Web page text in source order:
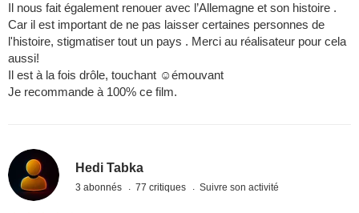
Il nous fait également renouer avec l’Allemagne et son histoire .
Car il est important de ne pas laisser certaines personnes de
l'histoire, stigmatiser tout un pays . Merci au réalisateur pour cela
aussi!
Il est à la fois drôle, touchant ☺️émouvant
Je recommande à 100% ce film.
Hedi Tabka
3 abonnés 77 critiques Suivre son activité